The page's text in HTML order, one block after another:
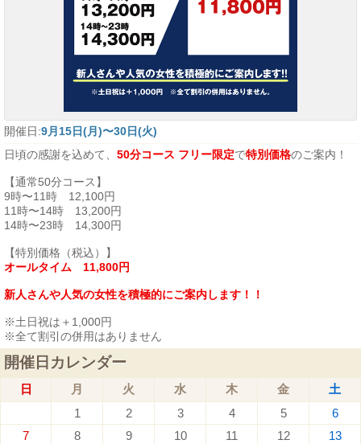
開催日:9月15日(月)〜30日(火)
日頃の感謝を込めて、 50分コース フリー限定で特別価格のご案内！
【通常50分コース】
9時〜11時 12,100円
11時〜14時 13,200円
14時〜23時 14,300円
【特別価格（税込）】
オールタイム 11,800円
新人さんや人気の女性を積極的にご案内します！！
※土日祝は＋1,000円
※全て割引の併用はありません
開催日カレンダー
日 月 火 水 木 金
土
1
2 3 4 5
6
7
8 9 10 11 12
13